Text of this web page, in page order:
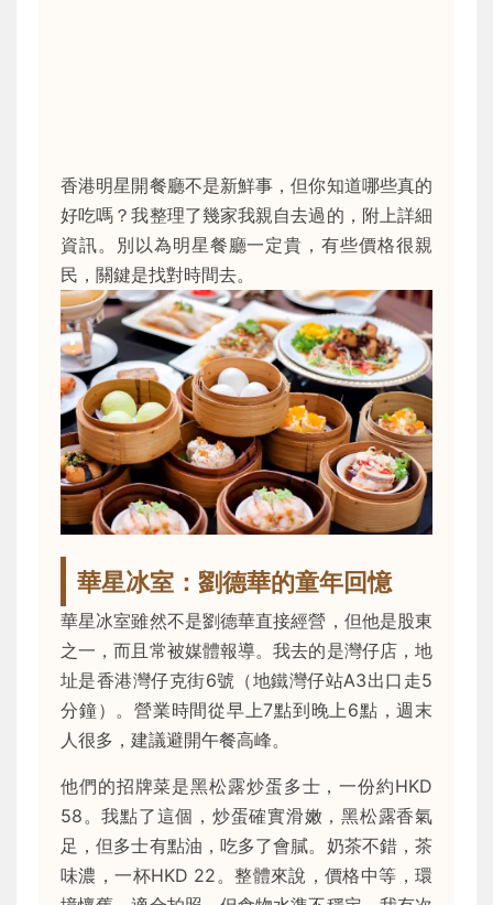
香港明星開餐廳不是新鮮事，但你知道哪些真的
好吃嗎？我整理了幾家我親自去過的，附上詳細
資訊。別以為明星餐廳一定貴，有些價格很親
民，關鍵是找對時間去。
華星冰室：劉德華的童年回憶
華星冰室雖然不是劉德華直接經營，但他是股東
之一，而且常被媒體報導。我去的是灣仔店，地
址是香港灣仔克街6號（地鐵灣仔站A3出口走5
分鐘）。營業時間從早上7點到晚上6點，週末
人很多，建議避開午餐高峰。
他們的招牌菜是黑松露炒蛋多士，一份約HKD
58。我點了這個，炒蛋確實滑嫩，黑松露香氣
足，但多士有點油，吃多了會膩。奶茶不錯，茶
味濃，一杯HKD 22。整體來說，價格中等，環